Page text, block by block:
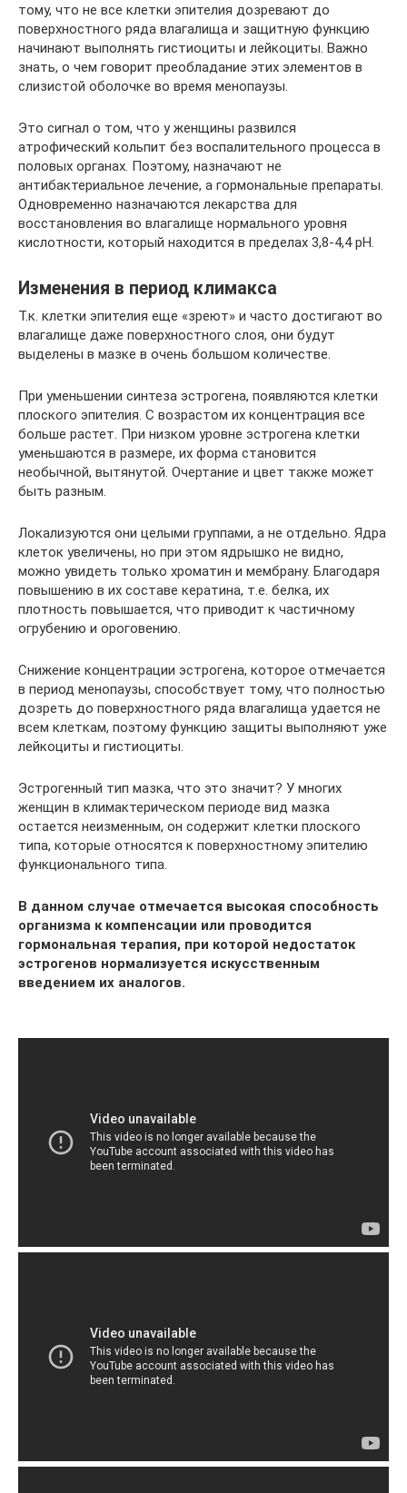
тому, что не все клетки эпителия дозревают до
поверхностного ряда влагалища и защитную функцию
начинают выполнять гистиоциты и лейкоциты. Важно
знать, о чем говорит преобладание этих элементов в
слизистой оболочке во время менопаузы.
Это сигнал о том, что у женщины развился
атрофический кольпит без воспалительного процесса в
половых органах. Поэтому, назначают не
антибактериальное лечение, а гормональные препараты.
Одновременно назначаются лекарства для
восстановления во влагалище нормального уровня
кислотности, который находится в пределах 3,8-4,4 pН.
Изменения в период климакса
Т.к. клетки эпителия еще «зреют» и часто достигают во
влагалище даже поверхностного слоя, они будут
выделены в мазке в очень большом количестве.
При уменьшении синтеза эстрогена, появляются клетки
плоского эпителия. С возрастом их концентрация все
больше растет. При низком уровне эстрогена клетки
уменьшаются в размере, их форма становится
необычной, вытянутой. Очертание и цвет также может
быть разным.
Локализуются они целыми группами, а не отдельно. Ядра
клеток увеличены, но при этом ядрышко не видно,
можно увидеть только хроматин и мембрану. Благодаря
повышению в их составе кератина, т.е. белка, их
плотность повышается, что приводит к частичному
огрубению и ороговению.
Снижение концентрации эстрогена, которое отмечается
в период менопаузы, способствует тому, что полностью
дозреть до поверхностного ряда влагалища удается не
всем клеткам, поэтому функцию защиты выполняют уже
лейкоциты и гистиоциты.
Эстрогенный тип мазка, что это значит? У многих
женщин в климактерическом периоде вид мазка
остается неизменным, он содержит клетки плоского
типа, которые относятся к поверхностному эпителию
функционального типа.
В данном случае отмечается высокая способность
организма к компенсации или проводится
гормональная терапия, при которой недостаток
эстрогенов нормализуется искусственным
введением их аналогов.